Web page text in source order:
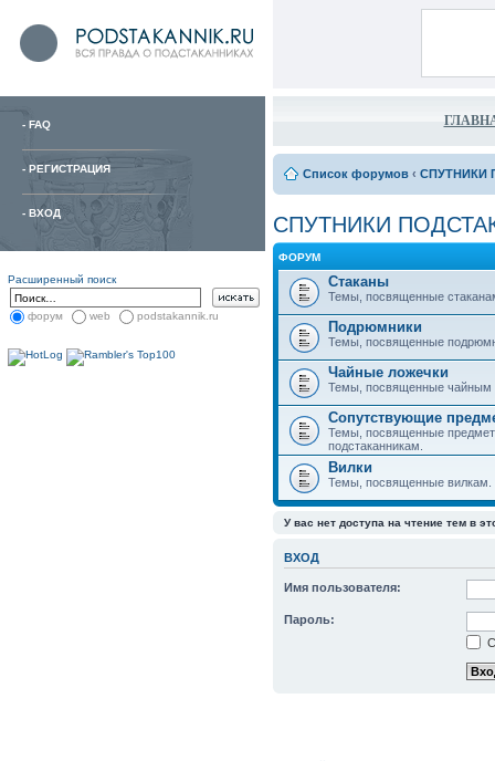
- FAQ
- РЕГИСТРАЦИЯ
- ВХОД
Расширенный поиск
форум web podstakannik.ru
Список форумов ‹ СПУТНИКИ
СПУТНИКИ
ФОРУМ
Стаканы
Темы, посвященные
Подрюмники
Темы, посвященные
Чайные ложечки
Темы, посвященные чайным
Сопутствующие
Темы, посвященные
подстаканникам.
Вилки
Темы, посвященные вилкам.
У вас нет доступа на чтение тем в
ВХОД
Имя пользователя:
Пароль: